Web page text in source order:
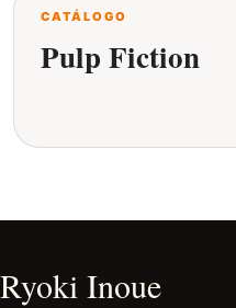
CATÁLOGO
Pulp Fiction
Ryoki Inoue